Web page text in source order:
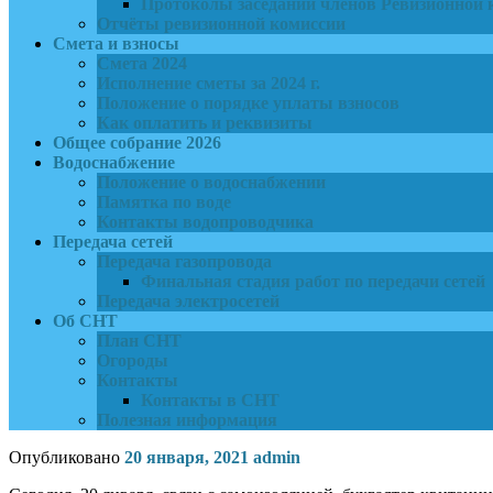
Протоколы заседаний членов Ревизионной
Отчёты ревизионной комиссии
Смета и взносы
Смета 2024
Исполнение сметы за 2024 г.
Положение о порядке уплаты взносов
Как оплатить и реквизиты
Общее собрание 2026
Водоснабжение
Положение о водоснабжении
Памятка по воде
Контакты водопроводчика
Передача сетей
Передача газопровода
Финальная стадия работ по передачи сетей
Передача электросетей
Об СНТ
План СНТ
Огороды
Контакты
Контакты в СНТ
Полезная информация
Опубликовано 20 января, 2021 admin